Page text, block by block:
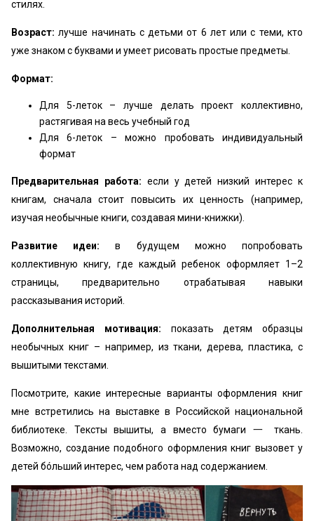
стилях.
Возраст: лучше начинать с детьми от 6 лет или с теми, кто
уже знаком с буквами и умеет рисовать простые предметы.
Формат:
Для 5-леток – лучше делать проект коллективно,
растягивая на весь учебный год
Для 6-леток – можно пробовать индивидуальный
формат
Предварительная работа: если у детей низкий интерес к
книгам, сначала стоит повысить их ценность (например,
изучая необычные книги, создавая мини-книжки).
Развитие идеи:в будущем можно попробовать
коллективную книгу, где каждый ребенок оформляет 1–2
страницы, предварительно отрабатывая навыки
рассказывания историй.
Дополнительная мотивация: показать детям образцы
необычных книг – например, из ткани, дерева, пластика, с
вышитыми текстами.
Посмотрите, какие интересные варианты оформления книг
мне встретились на выставке в Российской национальной
библиотеке. Тексты вышиты, а вместо бумаги 一 ткань.
Возможно, создание подобного оформления книг вызовет у
детей бóльший интерес, чем работа над содержанием.